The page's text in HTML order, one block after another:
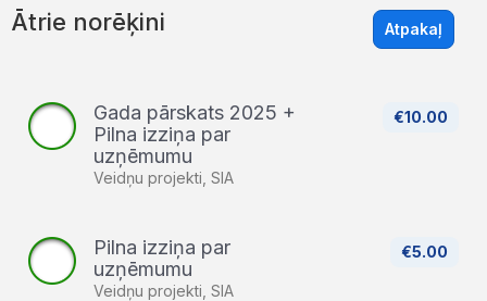
Ātrie norēķini Atpakaļ
€10.00
Gada pārskats 2025 +
Pilna izziņa par
uzņēmumu
Veidņu projekti, SIA
€5.00
Pilna izziņa par
uzņēmumu
Veidņu projekti, SIA